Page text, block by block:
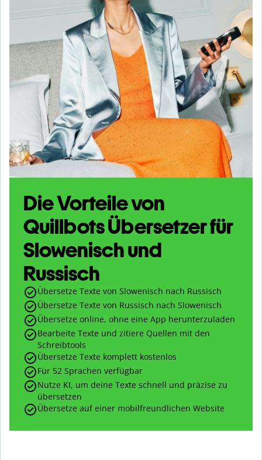
Die Vorteile von
Quillbots Übersetzer für
Slowenisch und
Russisch
Übersetze Texte von Slowenisch nach Russisch
Übersetze Texte von Russisch nach Slowenisch
Übersetze online, ohne eine App herunterzuladen
Bearbeite Texte und zitiere Quellen mit den
Schreibtools
Übersetze Texte komplett kostenlos
Für 52 Sprachen verfügbar
Nutze KI, um deine Texte schnell und präzise zu
übersetzen
Übersetze auf einer mobilfreundlichen Website